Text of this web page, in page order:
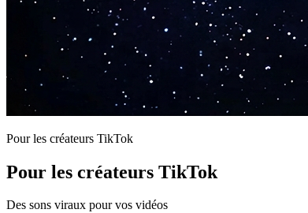
Pour les créateurs TikTok
Pour les créateurs TikTok
Des sons viraux pour vos vidéos